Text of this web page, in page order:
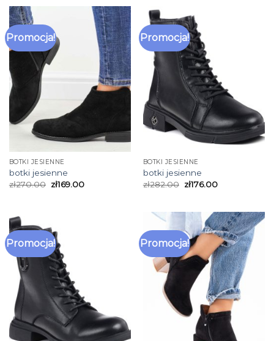
Promocja!
BOTKI JESIENNE
botki jesienne
zł270.00 zł169.00
Promocja!
BOTKI JESIENNE
botki jesienne
zł282.00 zł176.00
Promocja! Promocja!